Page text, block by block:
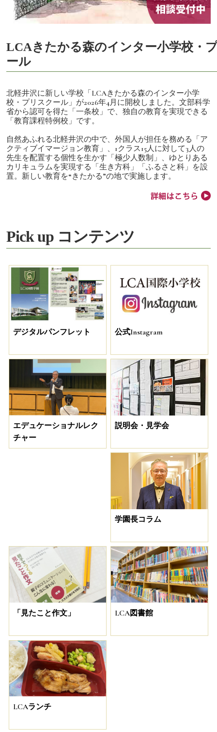
LCAきたかる森のインター小学校・
ール
北軽井沢に新しい学校「LCAきたかる森のインター小学
校・プリスクール」が2026年4月に開校しました。文部科学
省から認可を得た「一条校」で、独自の教育を実現できる
「教育課程特例校」です。
自然あふれる北軽井沢の中で、外国人が担任を務める「ア
クティブイマージョン教育」、1クラス15人に対して3人の
先生を配置する個性を生かす「極少人数制」、ゆとりある
カリキュラムを実現する「生き方科」「ふるさと科」を設
置。新しい教育を“きたかる”の地で実施します。
Pick up コンテンツ
デジタルパンフレット 公式Instagram
エデュケーショナルレク
チャー
説明会・見学会
学園長コラム
「見たこと作文」 LCA図書館
LCAランチ